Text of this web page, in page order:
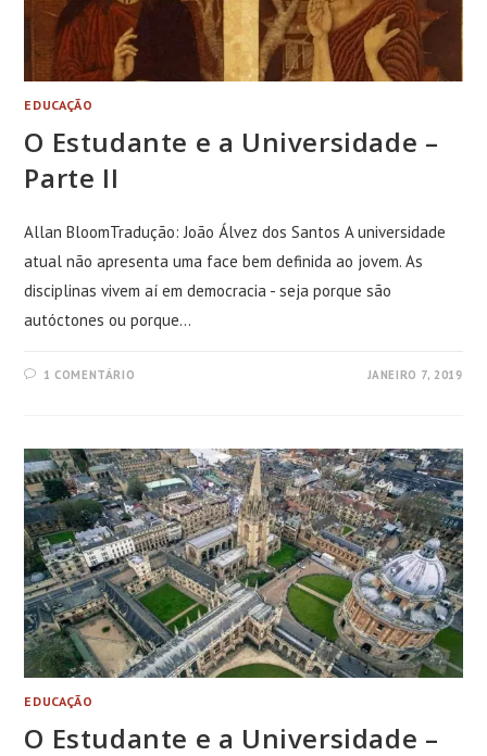
EDUCAÇÃO
O Estudante e a Universidade –
Parte II
Allan BloomTradução: João Álvez dos Santos A universidade
atual não apresenta uma face bem definida ao jovem. As
disciplinas vivem aí em democracia - seja porque são
autóctones ou porque…
1 COMENTÁRIO JANEIRO 7, 2019
EDUCAÇÃO
O Estudante e a Universidade –